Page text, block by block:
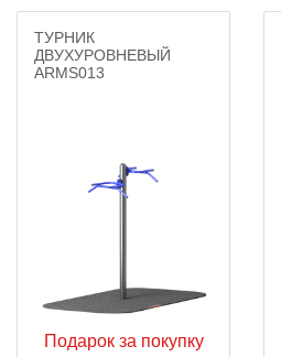
ТУРНИК
ДВУХУРОВНЕВЫЙ
ARMS013
Подарок за покупку